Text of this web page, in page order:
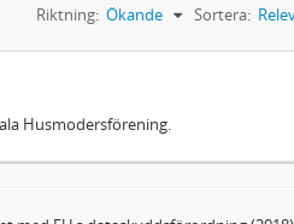
Sortera:
Riktning: Ökande
Husmodersförening.